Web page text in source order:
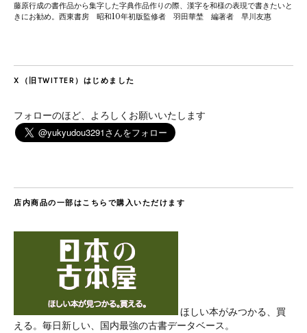
藤原行成の書作品から集字した字典作品作りの際、漢字を和様の表現で書きたいと
きにお勧め。西東書房 昭和10年初版監修者 羽田華埜 編著者 早川友惠
X（旧TWITTER）はじめました
フォローのほど、よろしくお願いいたします
店内商品の一部はこちらで購入いただけます
ほしい本がみつかる、買
える。毎日新しい、国内最強の古書データベース。